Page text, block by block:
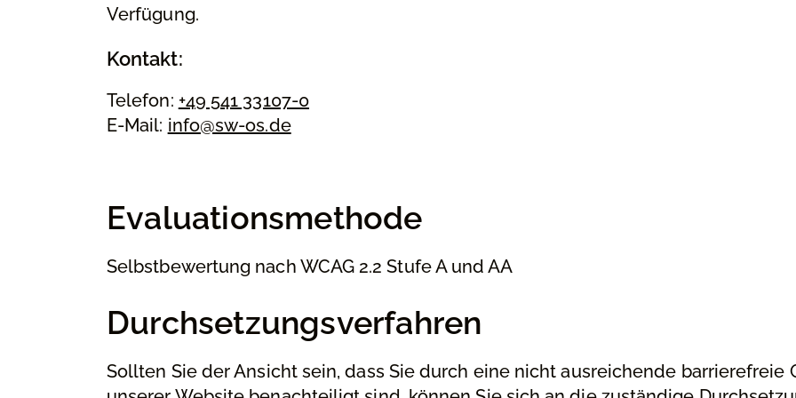
Verfügung.
Kontakt:
Telefon: +49 541 33107-0
E-Mail: info@sw-os.de
Evaluationsmethode
Selbstbewertung nach WCAG 2.2 Stufe A und AA
Durchsetzungsverfahren
Sollten Sie der Ansicht sein, dass Sie durch eine nicht ausreichende barrierefreie